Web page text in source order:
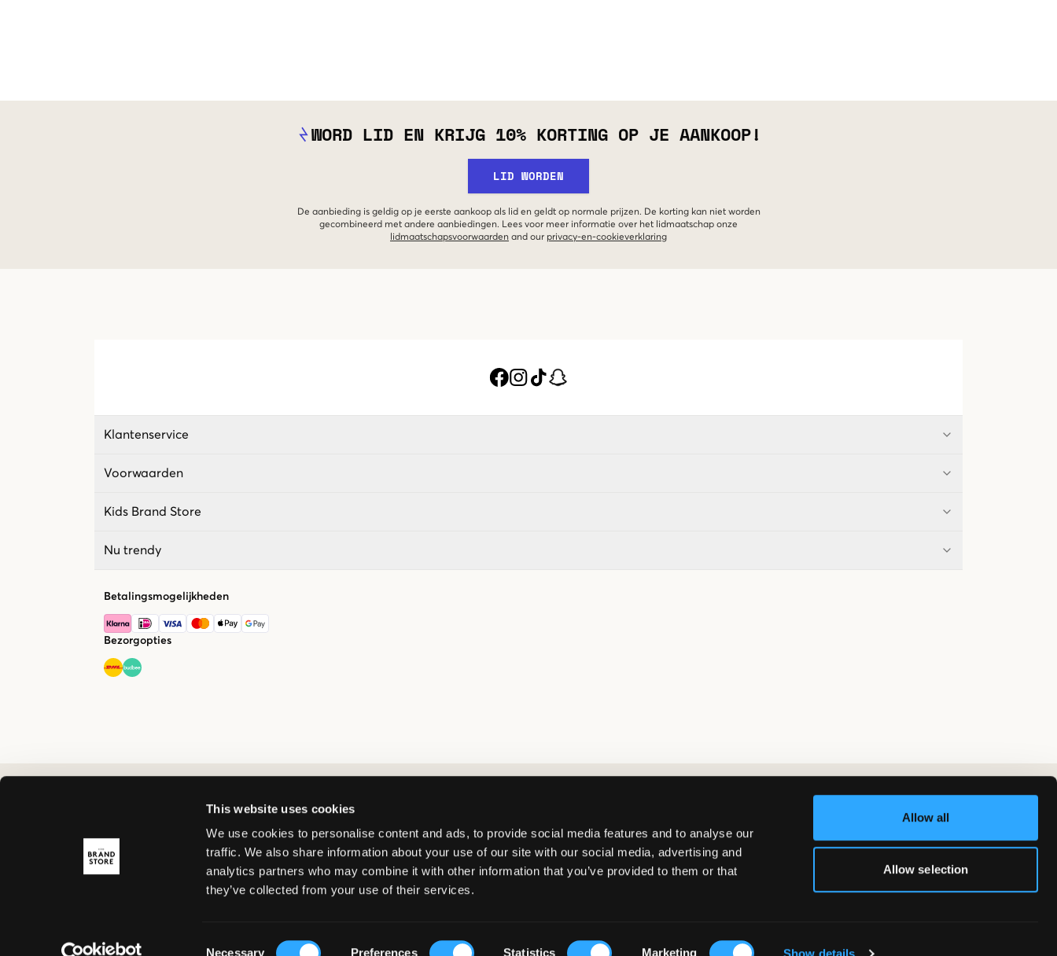
This website uses cookies
We use cookies to personalise content and ads, to provide social media features and to analyse our
traffic. We also share information about your use of our site with our social media, advertising and
analytics partners who may combine it with other information that you’ve provided to them or that
they’ve collected from your use of their services.
Necessary Preferences Statistics Marketing Show details
Allow all
Allow selection
WORD LID EN KRIJG 10% KORTING OP JE AANKOOP!
LID WORDEN
De aanbieding is geldig op je eerste aankoop als lid en geldt op normale prijzen. De korting kan niet worden
gecombineerd met andere aanbiedingen. Lees voor meer informatie over het lidmaatschap onze
lidmaatschapsvoorwaarden and our privacy-en-cookieverklaring
Klantenservice
Voorwaarden
Kids Brand Store
Nu trendy
Betalingsmogelijkheden
Bezorgopties
© Copyright 2026 Kids Brand Store AB